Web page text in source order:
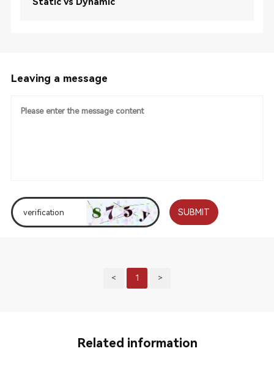
Leaving a message
SUBMIT
< 1 >
Related information